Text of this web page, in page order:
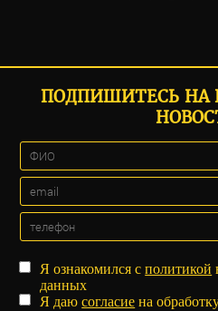
ПОДПИШИТЕСЬ НА
Я ознакомился сполитикой
данных
Я даюсогласие на